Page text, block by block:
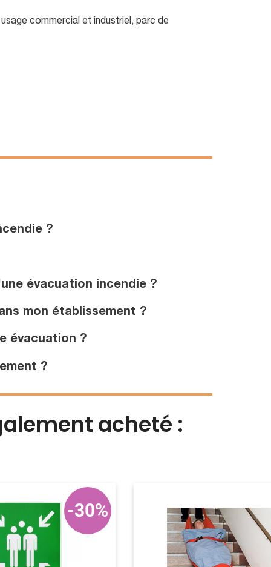
commercial et industriel, parc de
?
évacuation incendie ?
mon établissement ?
évacuation ?
?
acheté :
-30%